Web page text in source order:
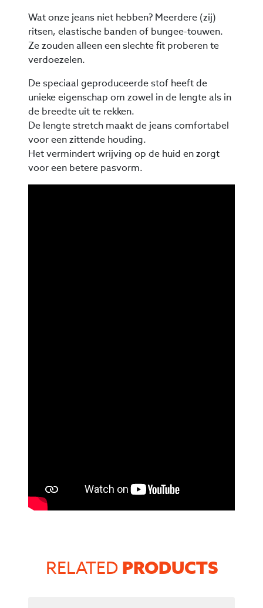
Wat onze jeans niet hebben? Meerdere (zij)
ritsen, elastische banden of bungee-touwen.
Ze zouden alleen een slechte fit proberen te
verdoezelen.
De speciaal geproduceerde stof heeft de
unieke eigenschap om zowel in de lengte als in
de breedte uit te rekken.
De lengte stretch maakt de jeans comfortabel
voor een zittende houding.
Het vermindert wrijving op de huid en zorgt
voor een betere pasvorm.
RELATED PRODUCTS